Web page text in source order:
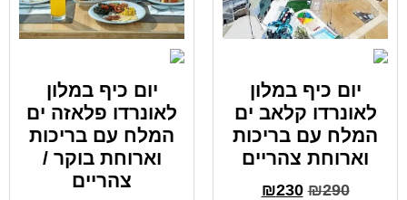
יום כיף במלון
לאונרדו קלאב ים
המלח עם בריכות
וארוחת צהריים
₪290
₪230
יום כיף במלון
לאונרדו פלאזה ים
המלח עם בריכות
וארוחת בוקר /
צהריים